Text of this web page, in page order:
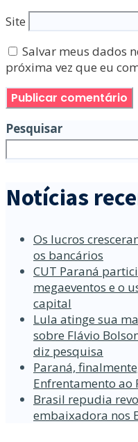
Site
Salvar meus dados
próxima vez que eu
Pesquisar
Notícias
Os lucros
os bancários
CUT Paraná
megaeventos e o
capital
Lula atinge sua
sobre Flávio
diz pesquisa
Paraná,
Enfrentamento ao
Brasil repudia
embaixadora nos